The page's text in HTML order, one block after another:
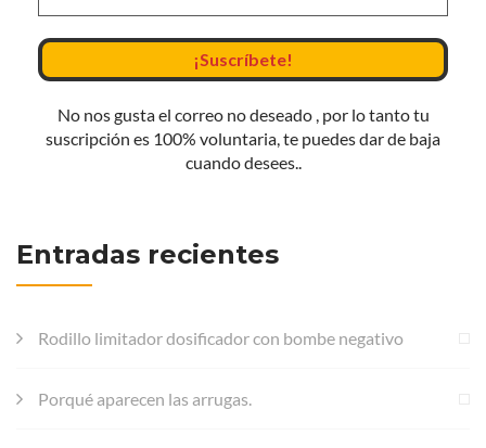
No nos gusta el correo no deseado , por lo tanto tu
suscripción es 100% voluntaria, te puedes dar de baja
cuando desees..
Entradas recientes
Rodillo limitador dosificador con bombe negativo
Porqué aparecen las arrugas.